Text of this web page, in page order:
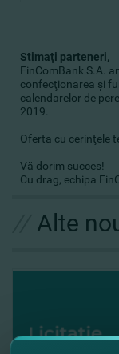
Stimaţi parteneri,
FinComBank S.A.
confecţionarea şi
calendarelor de
2019.
Oferta cu cerinţele
Vă dorim succes!
Cu drag, echipa
Alte